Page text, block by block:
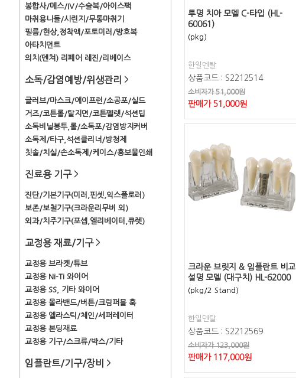
봉합사/메스/IV/수술복/아이스팩
마취용니들/시린지/무통마취기
필름/현상,정착액/포토미러/방호복
아타치먼트
의치(덴쳐) 리페어 레진/리베이스
소독/감염예방/위생관리 >
글러브/마스크/에이프런/소공포/실드
거즈/코튼롤/탈지면/코튼펠렛/석션팁
소독비닐봉투,롤/소독포/감염방지커버
소독제/타구,석션클리너/방청제
칫솔/치실/손소독제/케이스/홍보물인쇄
진료용 기구 >
진단/기본기구(미러,핀셋,익스플로러)
보존/보철기구(크라운리무버 외)
외과/치주기구(포셉,엘리베이터,큐렛)
교정용 재료/기구 >
교정용 브라켓/튜브
교정용 Ni-Ti 와이어
교정용 SS, 기타 와이어
교정용 몰라밴드/버튼/크림퍼블 훅
교정용 엘라스틱/체인/세퍼레이터
교정용 본딩재료
교정용 기구/스크류/박스/기타
임플란트/기구/장비 >
투명 치아 모델 C-타입 (HL-
60061)
(pkg)
한일덴탈
상품코드 : S2212514
소비자가 51,000원
판매가 51,000원
크라운 브릿지 & 임플란트 비교
설명 모델 (대구치) HL-62000
(pkg/2 Stand)
한일덴탈
상품코드 : S2212569
소비자가 123,000원
판매가 117,000원